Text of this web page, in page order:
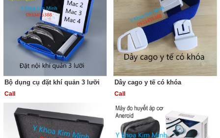
Bộ dụng cụ đặt khí quản 3 lưỡi
Call
Dây cago y tế có khóa
Call